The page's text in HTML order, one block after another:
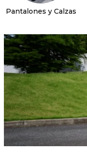
Pantalones y Calzas